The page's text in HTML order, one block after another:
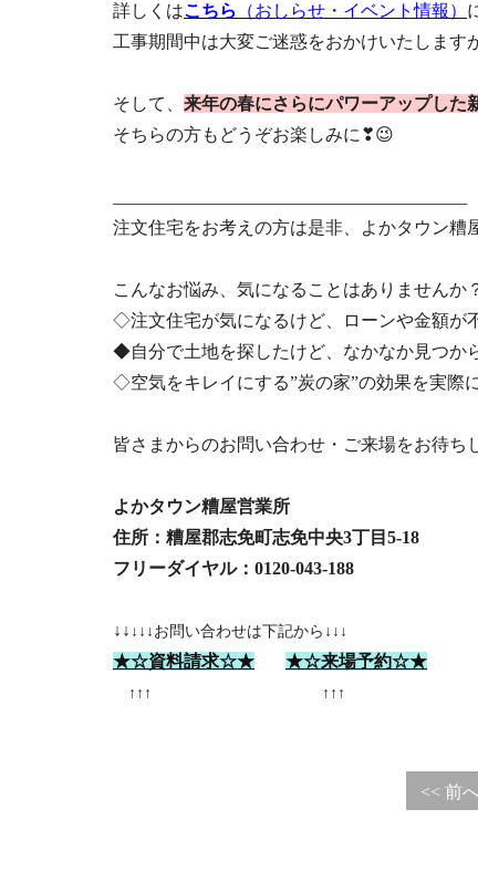
詳しくはこちら （おしらせ・イベント情報）
工事期間中は大変ご迷惑をおかけい
そして、 来年の春にさらにパワーアップした
そちらの方もどうぞお楽しみに❣😉
注文住宅をお考えの方は是非、よかタウン糟
こんなお悩み、気になることはありませんか
◇注文住宅が気になるけど、ローンや金額が
◆自分で土地を探したけど、なかなか見つか
◇空気をキレイにする”炭の家”の効果を実際
皆さまからのお問い合わせ・ご来場
よかタウン糟屋営業所
住所：糟屋郡志免町志免中央3丁目5-18
フリーダイヤル：0120-043-188
↓↓ ↓↓↓お問い合わせは下記から↓↓↓
★☆資料請求☆★ ★☆来場予約☆★
↑↑↑ ↑↑↑
<< 前